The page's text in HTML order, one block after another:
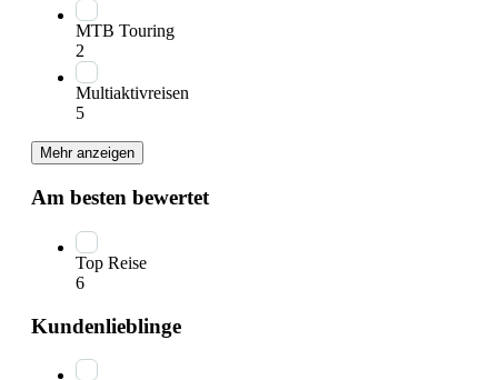
MTB Touring
2
Multiaktivreisen
5
Mehr anzeigen
Am besten bewertet
Top Reise
6
Kundenlieblinge